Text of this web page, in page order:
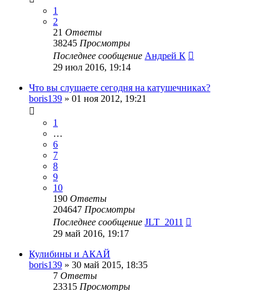
1
2
21 Ответы
38245 Просмотры
Последнее сообщение Андрей К
29 июл 2016, 19:14
Что вы слушаете сегодня на катушечниках?
boris139 » 01 ноя 2012, 19:21
1
…
6
7
8
9
10
190 Ответы
204647 Просмотры
Последнее сообщение JLT_2011
29 май 2016, 19:17
Кулибины и АКАЙ
boris139 » 30 май 2015, 18:35
7 Ответы
23315 Просмотры